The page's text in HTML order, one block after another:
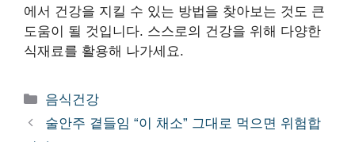
에서 건강을 지킬 수 있는 방법을 찾아보는 것도 큰
도움이 될 것입니다. 스스로의 건강을 위해 다양한
식재료를 활용해 나가세요.
카
테
음식건강
술안주 곁들임 “이 채소” 그대로 먹으면 위험합